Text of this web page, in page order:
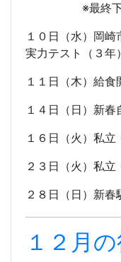
※最終下校
１０日（水）岡崎
実力テスト（３年）
１１日（木）給食
１４日（日）新春
１６日（火）私
２３日（火）私立
２８日（日）新
１２月